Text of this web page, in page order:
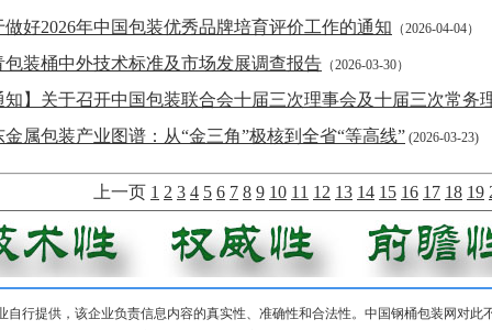
做好2026年中国包装优秀品牌培育评价工作的通知 （2026-04-04）
包装桶中外技术标准及市场发展调查报告 （2026-03-30）
知】关于召开中国包装联合会十届三次理事会及十届三次常务
金属包装产业图谱：从“金三角”极核到全省“等高线” (2026-03-23)
上一页 1 2 3 4 5 6 7 8 9 10 11 12 13 14 15 16 17 18 19
自行提供，该企业负责信息内容的真实性、准确性和合法性。中国钢桶包装网对此